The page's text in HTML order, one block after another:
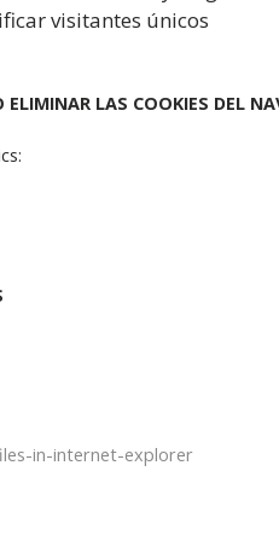
visitantes únicos
LAS COOKIES DEL
in-internet-explorer